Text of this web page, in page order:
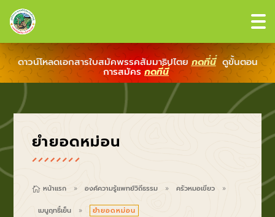
ดาวน์โหลดเอกสารใบสมัคพรรคสัมมาธิปไตย กดที่นี่ ดูขั้นตอน
การสมัครกดที่นี่
ยำยอดหม่อน
 หน้าแรก 9 องค์ความรู้แพทย์วิถีธรรม 9 ครัวหมอเขียว 9
เมนูฤทธิ์เย็น 9 ยำยอดหม่อน